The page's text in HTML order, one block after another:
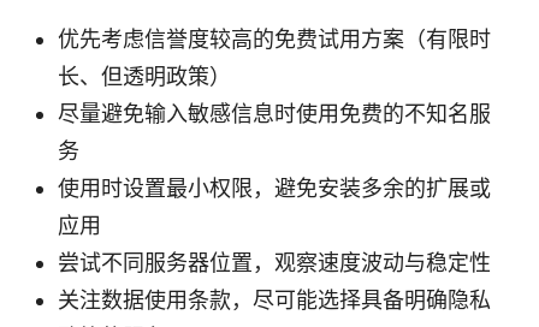
优先考虑信誉度较高的免费试用方案（有限时
长、但透明政策）
尽量避免输入敏感信息时使用免费的不知名服
务
使用时设置最小权限，避免安装多余的扩展或
应用
尝试不同服务器位置，观察速度波动与稳定性
关注数据使用条款，尽可能选择具备明确隐私